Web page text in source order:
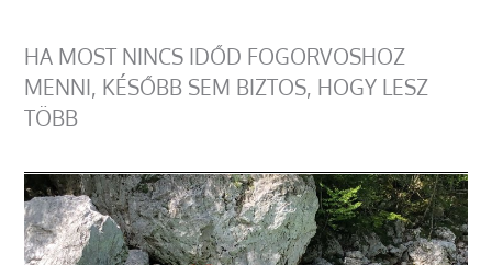
HA MOST NINCS IDŐD FOGORVOSHOZ
MENNI, KÉSŐBB SEM BIZTOS, HOGY LESZ
TÖBB